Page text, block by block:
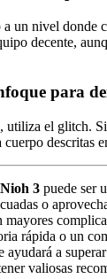
un nivel donde
decente,
para
utiliza el glitch.
descritas
Nioh 3 puede ser
o
rápida o un
ayudará a
valiosas